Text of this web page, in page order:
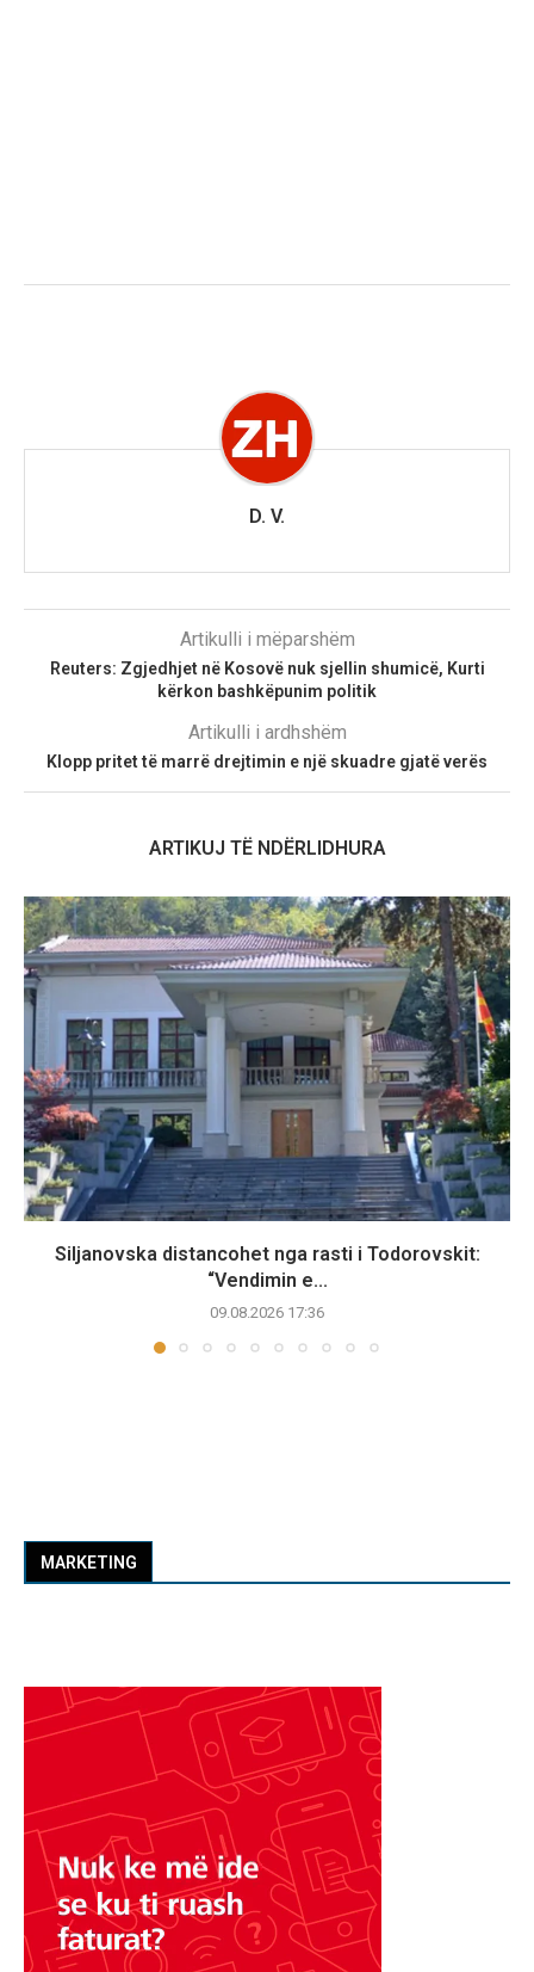
D. V.
Artikulli i mëparshëm
Reuters: Zgjedhjet në Kosovë nuk sjellin shumicë, Kurti
kërkon bashkëpunim politik
Artikulli i ardhshëm
Klopp pritet të marrë drejtimin e një skuadre gjatë verës
ARTIKUJ TË NDËRLIDHURA
Siljanovska distancohet nga rasti i Todorovskit:
“Vendimin e...
09.08.2026 17:36
MARKETING